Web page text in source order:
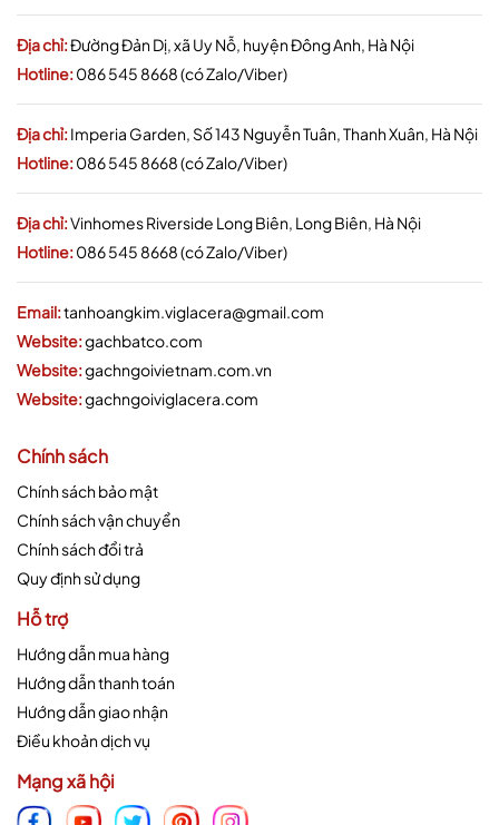
Địa chỉ:Đường Đản Dị, xã Uy Nỗ, huyện Đông Anh, Hà Nội
Hotline:086 545 8668 (có Zalo/Viber)
Địa chỉ:Imperia Garden, Số 143 Nguyễn Tuân, Thanh Xuân, Hà Nội
Hotline:086 545 8668 (có Zalo/Viber)
Địa chỉ:Vinhomes Riverside Long Biên, Long Biên, Hà Nội
Hotline:086 545 8668 (có Zalo/Viber)
Email:tanhoangkim.viglacera@gmail.com
Website:gachbatco.com
Website:gachngoivietnam.com.vn
Website:gachngoiviglacera.com
Chính sách
Chính sách bảo mật
Chính sách vận chuyển
Chính sách đổi trả
Quy định sử dụng
Hỗ trợ
Hướng dẫn mua hàng
Hướng dẫn thanh toán
Hướng dẫn giao nhận
Điều khoản dịch vụ
Mạng xã hội